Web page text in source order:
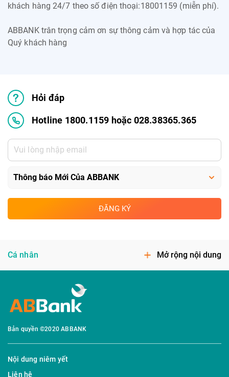
khách hàng 24/7 theo số điện thoại:18001159 (miễn phí).
ABBANK trân trọng cảm ơn sự thông cảm và hợp tác của
Quý khách hàng
Hỏi đáp
Hotline 1800.1159 hoặc 028.38365.365
ĐĂNG KÝ
Cá nhân Mở rộng nội dung
Bản quyền ©2020 ABBANK
Nội dung niêm yết
Liên hệ